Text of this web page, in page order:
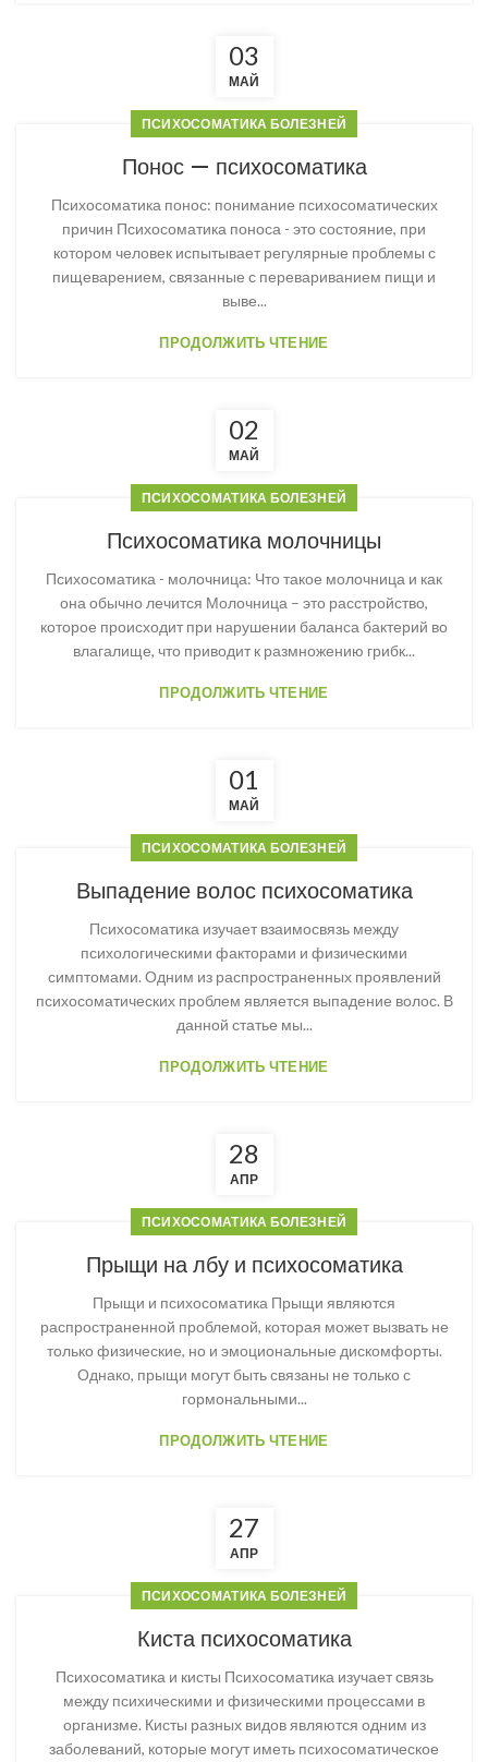
03
МАЙ
ПСИХОСОМАТИКА БОЛЕЗНЕЙ
Понос — психосоматика
Психосоматика понос: понимание психосоматических
причин Психосоматика поноса - это состояние, при
котором человек испытывает регулярные проблемы с
пищеварением, связанные с перевариванием пищи и
выве...
ПРОДОЛЖИТЬ ЧТЕНИЕ
02
МАЙ
ПСИХОСОМАТИКА БОЛЕЗНЕЙ
Психосоматика молочницы
Психосоматика - молочница: Что такое молочница и как
она обычно лечится Молочница – это расстройство,
которое происходит при нарушении баланса бактерий во
влагалище, что приводит к размножению грибк...
ПРОДОЛЖИТЬ ЧТЕНИЕ
01
МАЙ
ПСИХОСОМАТИКА БОЛЕЗНЕЙ
Выпадение волос психосоматика
Психосоматика изучает взаимосвязь между
психологическими факторами и физическими
симптомами. Одним из распространенных проявлений
психосоматических проблем является выпадение волос. В
данной статье мы...
ПРОДОЛЖИТЬ ЧТЕНИЕ
28
АПР
ПСИХОСОМАТИКА БОЛЕЗНЕЙ
Прыщи на лбу и психосоматика
Прыщи и психосоматика Прыщи являются
распространенной проблемой, которая может вызвать не
только физические, но и эмоциональные дискомфорты.
Однако, прыщи могут быть связаны не только с
гормональными...
ПРОДОЛЖИТЬ ЧТЕНИЕ
27
АПР
ПСИХОСОМАТИКА БОЛЕЗНЕЙ
Киста психосоматика
Психосоматика и кисты Психосоматика изучает связь
между психическими и физическими процессами в
организме. Кисты разных видов являются одним из
заболеваний, которые могут иметь психосоматическое